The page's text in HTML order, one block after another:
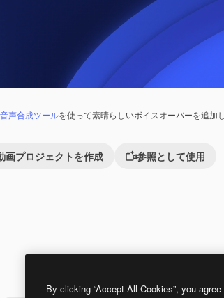
声合成ツールを使って素晴らしいボイスオーバーを追加
画プロジェクトを作成 参照として使用
By clicking “Accept All Cookies”, you